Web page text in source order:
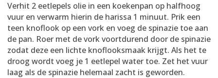
Verhit 2 eetlepels olie in een koekenpan op halfhoog
vuur en verwarm hierin de harissa 1 minuut. Prik een
teen knoflook op een vork en voeg de spinazie toe aan
de pan. Roer met de vork voortdurend door de spinazie
zodat deze een lichte knoflooksmaak krijgt. Als het te
droog wordt voeg je 1 eetlepel water toe. Zet het vuur
laag als de spinazie helemaal zacht is geworden.